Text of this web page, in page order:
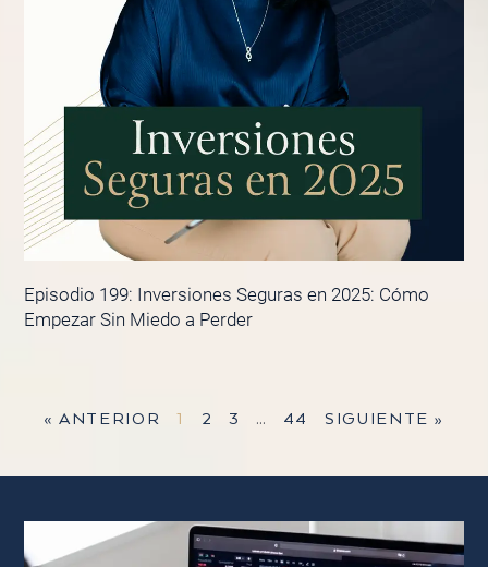
Episodio 199: Inversiones Seguras en 2025: Cómo
Empezar Sin Miedo a Perder
« ANTERIOR 1 2 3 … 44 SIGUIENTE »